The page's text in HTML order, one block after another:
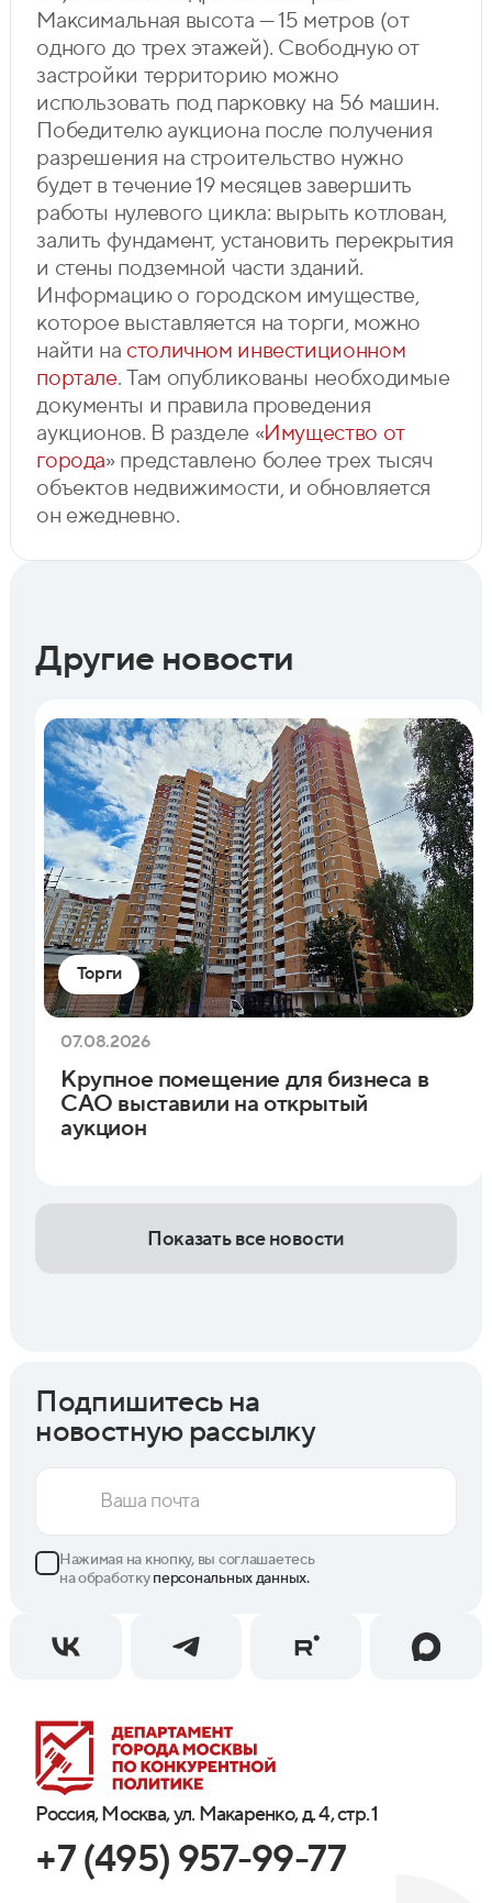
Максимальная высота — 15 метров (от
одного до трех этажей). Свободную от
застройки территорию можно
использовать под парковку на 56 машин.
Победителю аукциона после получения
разрешения на строительство нужно
будет в течение 19 месяцев завершить
работы нулевого цикла: вырыть котлован,
залить фундамент, установить перекрытия
и стены подземной части зданий.
Информацию о городском имуществе,
которое выставляется на торги, можно
найти на столичном инвестиционном
портале. Там опубликованы необходимые
документы и правила проведения
аукционов. В разделе «Имущество от
города» представлено более трех тысяч
объектов недвижимости, и обновляется
он ежедневно.
Другие новости
Торги
07.08.2026
Крупное помещение для бизнеса в
САО выставили на открытый
аукцион
Показать все новости
Россия, Москва, ул. Макаренко, д. 4, стр. 1
+7 (495) 957-99-77
Подпишитесь на
новостную рассылку
Нажимая на кнопку, вы соглашаетесь
на обработкуперсональных данных.